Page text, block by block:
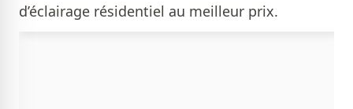
d’éclairage résidentiel au meilleur prix.